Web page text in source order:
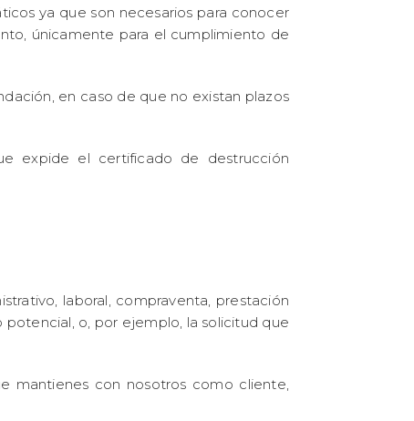
ya que son necesarios para conocer
únicamente para el cumplimiento de
en caso de que no existan plazos
expide el certificado de destrucción
laboral, compraventa, prestación
o, por ejemplo, la solicitud que
mantienes con nosotros como cliente,